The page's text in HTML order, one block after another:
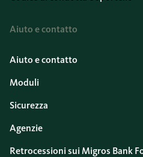
Aiuto e contatto
Aiuto e contatto
Moduli
Sicurezza
Agenzie
Retrocessioni sui Migros Bank